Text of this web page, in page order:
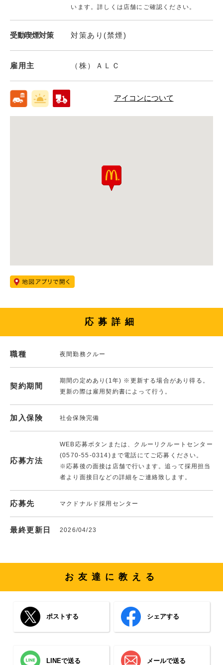
います。詳しくは店舗にご確認ください。
受動喫煙対策 対策あり(禁煙)
雇用主 （株）ＡＬＣ
アイコンについて
応募詳細
職種 夜間勤務クルー
契約期間
期間の定めあり(1年) ※更新する場合があり得る。
更新の際は雇用契約書によって行う。
加入保険 社会保険完備
応募方法
WEB応募ボタンまたは、クルーリクルートセンター
(0570-55-0314)まで電話にてご応募ください。
※応募後の面接は店舗で行います。追って採用担当
者より面接日などの詳細をご連絡致します。
応募先 マクドナルド採用センター
最終更新日 2026/04/23
お友達に教える
ポストする シェアする
LINEで送る メールで送る